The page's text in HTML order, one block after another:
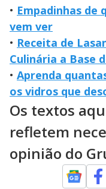
• Empadinhas de
vem ver
• Receita de
Culinária a Base
• Aprenda
os vidros que
Os textos
refletem
opinião do